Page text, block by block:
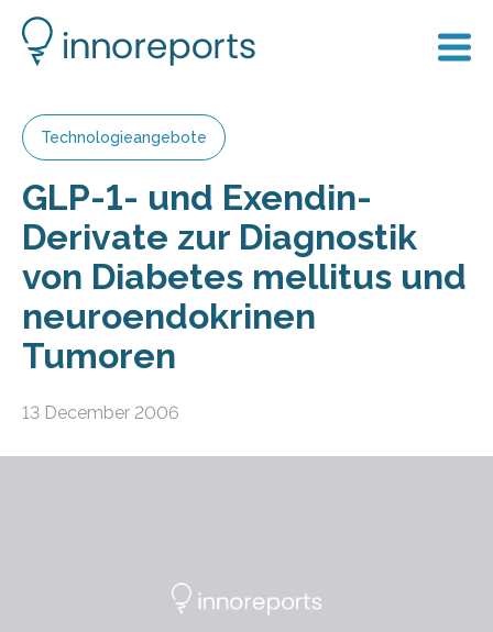
Technologieangebote
GLP-1- und Exendin-
Derivate zur Diagnostik
von Diabetes mellitus und
neuroendokrinen
Tumoren
13 December 2006